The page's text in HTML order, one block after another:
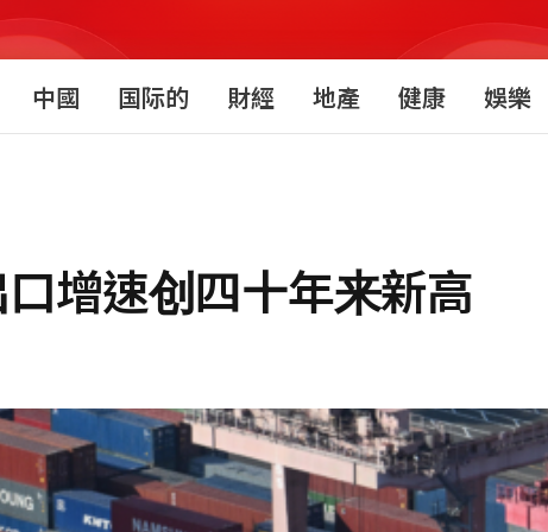
中國 国际的 財經 地產 健康 娛樂
增速创四十年来新高